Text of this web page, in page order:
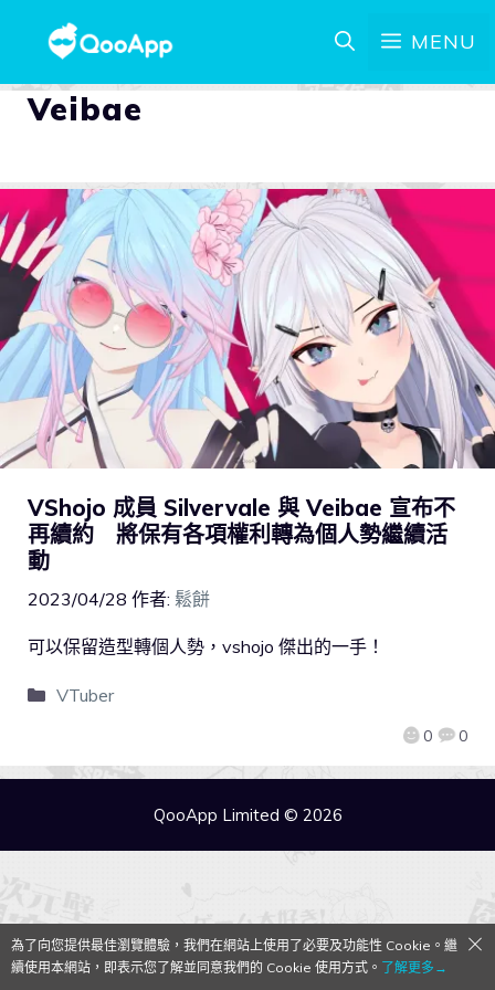
MENU
Veibae
VShojo 成員 Silvervale 與 Veibae 宣布不
再續約 將保有各項權利轉為個人勢繼續活
動
2023/04/28 作者: 鬆餅
0 0
可以保留造型轉個人勢，vshojo 傑出的一手！
VTuber
QooApp Limited © 2026
為了向您提供最佳瀏覽體驗，我們在網站上使用了必要及功能性 Cookie。繼
續使用本網站，即表示您了解並同意我們的 Cookie 使用方式。 了解更多→